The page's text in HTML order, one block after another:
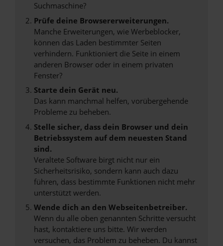
Suchmaschine?
Prüfe deine Browsererweiterungen.
Manche Erweiterungen, wie Werbeblocker,
können das Laden bestimmter Seiten
verhindern. Funktioniert die Seite in einem
anderen Browser oder in einem privaten
Fenster?
Starte dein Gerät neu.
Das kann manchmal helfen, vorübergehende
Probleme zu beheben.
Stelle sicher, dass dein Browser und dein
Betriebssystem auf dem neuesten Stand
sind.
Veraltete Software birgt nicht nur ein
Sicherheitsrisiko, sondern kann auch dazu
führen, dass bestimmte Funktionen nicht mehr
unterstützt werden.
Wende dich an den Webseitenbetreiber.
Wenn du alle oben genannten Schritte versucht
hast, kontaktiere uns bitte. Wir werden
versuchen, das Problem zu beheben. Du kannst